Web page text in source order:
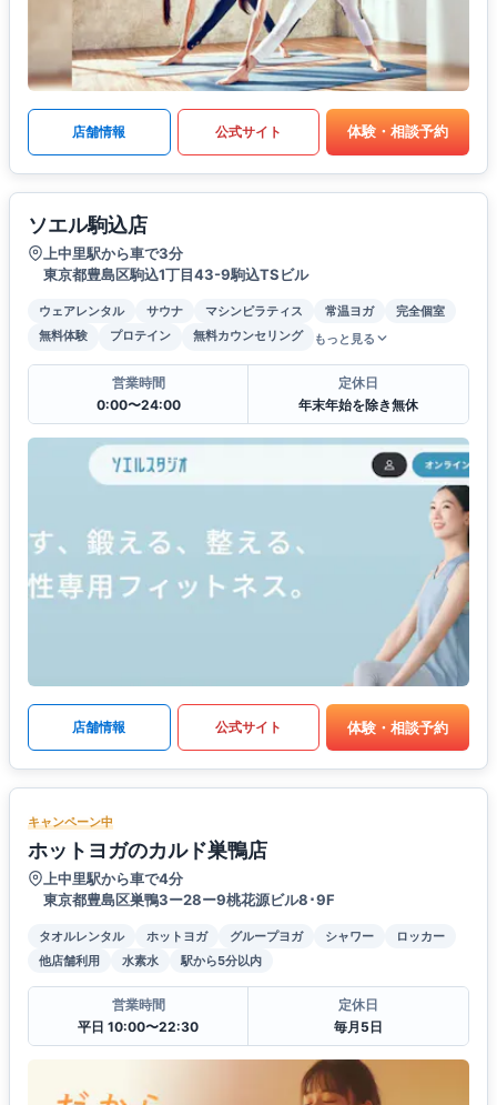
店舗情報 公式サイト 体験・相談予約
ソエル駒込店
上中里駅から車で3分
東京都豊島区駒込1丁目43-9駒込TSビル
ウェアレンタル サウナ マシンピラティス 常温ヨガ
完全個室
無料体験
プロテイン 無料カウンセリング もっと見る
営業時間
0:00〜24:00
定休日
年末年始を除き無休
店舗情報 公式サイト 体験・相談予約
キャンペーン中
ホットヨガのカルド巣鴨店
上中里駅から車で4分
東京都豊島区巣鴨3ー28ー9桃花源ビル8･9F
タオルレンタル ホットヨガ グループヨガ シャワー
ロッカー
他店舗利用
水素水 駅から5分以内
営業時間
平日 10:00〜22:30
定休日
毎月5日